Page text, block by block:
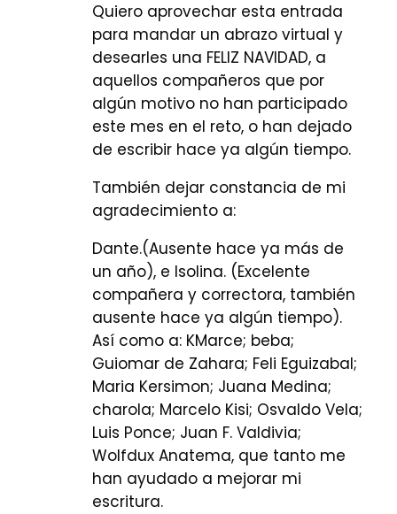
Quiero aprovechar esta entrada
para mandar un abrazo virtual y
desearles una FELIZ NAVIDAD, a
aquellos compañeros que por
algún motivo no han participado
este mes en el reto, o han dejado
de escribir hace ya algún tiempo.
También dejar constancia de mi
agradecimiento a:
Dante.(Ausente hace ya más de
un año), e Isolina. (Excelente
compañera y correctora, también
ausente hace ya algún tiempo).
Así como a: KMarce; beba;
Guiomar de Zahara; Feli Eguizabal;
Maria Kersimon; Juana Medina;
charola; Marcelo Kisi; Osvaldo Vela;
Luis Ponce; Juan F. Valdivia;
Wolfdux Anatema, que tanto me
han ayudado a mejorar mi
escritura.